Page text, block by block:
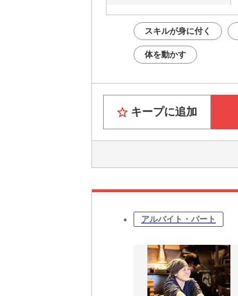
スキルが身に付く
体を動かす
キープに追加
アルバイト・パート